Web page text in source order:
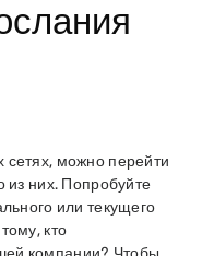
можно перейти
из них. Попробуйте
или текущего
кто